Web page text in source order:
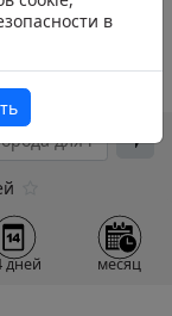
дней месяц
в